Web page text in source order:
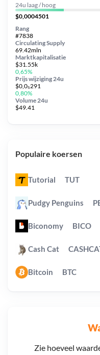
Zie hoeveel
24u laag / hoog
$0,0004501
Circulating Supply
69.42mln
Prijs wijziging 24u
$0,0₅291
0,80%
Marktkapitalisatie
$31.55k
0,65%
Volume 24u
$49.41
Rang
#7838
Populaire koersen
Tutorial TUT
Pudgy Penguins
Biconomy BICO
Cash Cat
Bitcoin BTC